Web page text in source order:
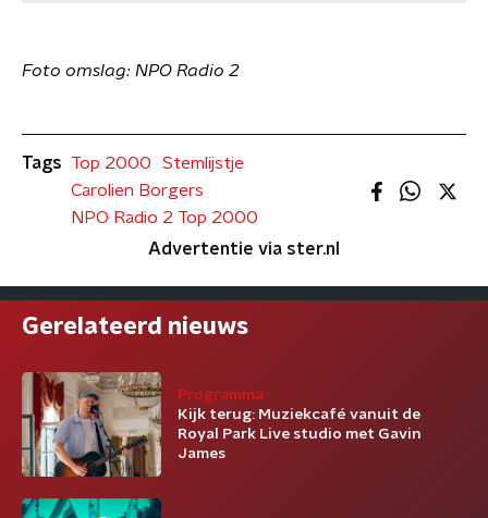
Foto omslag: NPO Radio 2
Tags Top 2000
Stemlijstje
Carolien Borgers
NPO Radio 2 Top 2000
Advertentie via ster.nl
Gerelateerd nieuws
Programma
Kijk terug: Muziekcafé vanuit de
Royal Park Live studio met Gavin
James